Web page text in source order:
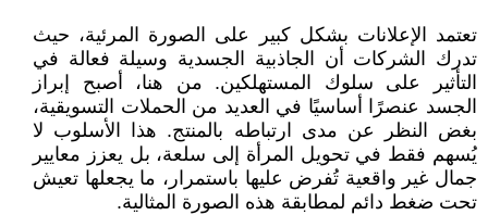
تعتمد الإعلانات بشكل كبير على الصورة المرئية، حيث
تدرك الشركات أن الجاذبية الجسدية وسيلة فعالة في
التأثير على سلوك المستهلكين. من هنا، أصبح إبراز
الجسد عنصرًا أساسيًا في العديد من الحملات التسويقية،
بغض النظر عن مدى ارتباطه بالمنتج. هذا الأسلوب لا
يُسهم فقط في تحويل المرأة إلى سلعة، بل يعزز معايير
جمال غير واقعية تُفرض عليها باستمرار، ما يجعلها تعيش
تحت ضغط دائم لمطابقة هذه الصورة المثالية.